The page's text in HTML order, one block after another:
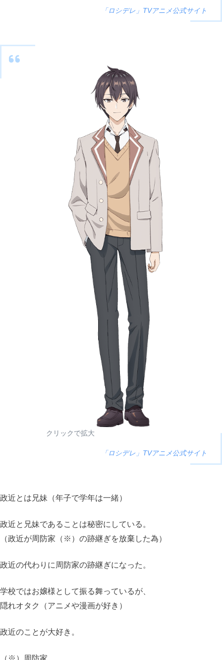
「ロシデレ」TVアニメ公式サイト
クリックで拡大
「ロシデレ 」TVアニメ公式サイト
政近とは兄妹（年子で学年は一緒）
政近と兄妹であることは秘密にしている。
（政近が周防家（※）の跡継ぎを放棄した為）
政近の代わりに周防家の跡継ぎになった。
学校ではお嬢様として振る舞っているが、
隠れオタク（アニメや漫画が好き）
政近のことが大好き。
（※）周防家